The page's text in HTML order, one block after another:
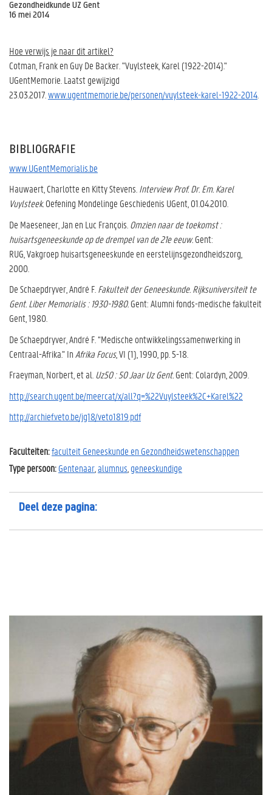
Gezondheidkunde UZ Gent
16 mei 2014
Hoe verwijs je naar dit artikel?
Cotman, Frank en Guy De Backer. "Vuylsteek, Karel (1922-2014)."
UGentMemorie. Laatst gewijzigd
23.03.2017. www.ugentmemorie.be/personen/vuylsteek-karel-1922-2014.
BIBLIOGRAFIE
www.UGentMemorialis.be
Hauwaert, Charlotte en Kitty Stevens. Interview Prof. Dr. Em. Karel
Vuylsteek.Oefening Mondelinge Geschiedenis UGent, 01.04.2010.
De Maeseneer, Jan en Luc François. Omzien naar de toekomst :
huisartsgeneeskunde op de drempel van de 21e eeuw.Gent:
RUG, Vakgroep huisartsgeneeskunde en eerstelijnsgezondheidszorg,
2000.
De Schaepdryver, André F. Fakulteit der Geneeskunde. Rijksuniversiteit te
Gent. Liber Memorialis : 1930-1980. Gent: Alumni fonds-medische fakulteit
Gent, 1980.
De Schaepdryver, André F. “Medische ontwikkelingssamenwerking in
Centraal-Afrika.” InAfrika Focus, VI (1), 1990, pp. 5-18.
Fraeyman, Norbert, et al. Uz50 : 50 Jaar Uz Gent. Gent: Colardyn, 2009.
http://search.ugent.be/meercat/x/all?q=%22Vuylsteek%2C+Karel%22
http://archief.veto.be/jg18/veto1819.pdf
Faculteiten:faculteit Geneeskunde en Gezondheidswetenschappen
Type persoon:Gentenaar alumnus geneeskundige
Deel deze pagina: